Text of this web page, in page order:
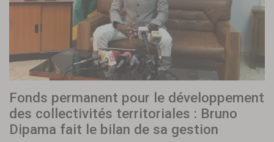
Fonds permanent pour le développement
des collectivités territoriales : Bruno
Dipama fait le bilan de sa gestion